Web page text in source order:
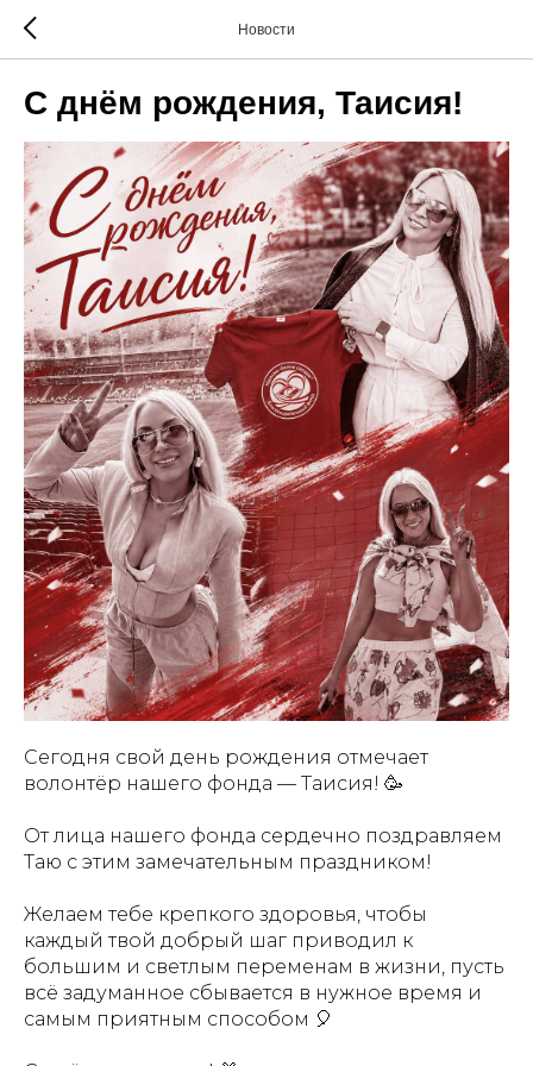
Новости
С днём рождения, Таисия!
Сегодня свой день рождения отмечает
волонтёр нашего фонда — Таисия! 🥳
От лица нашего фонда сердечно поздравляем
Таю с этим замечательным праздником!
Желаем тебе крепкого здоровья, чтобы
каждый твой добрый шаг приводил к
большим и светлым переменам в жизни, пусть
всё задуманное сбывается в нужное время и
самым приятным способом 🎈